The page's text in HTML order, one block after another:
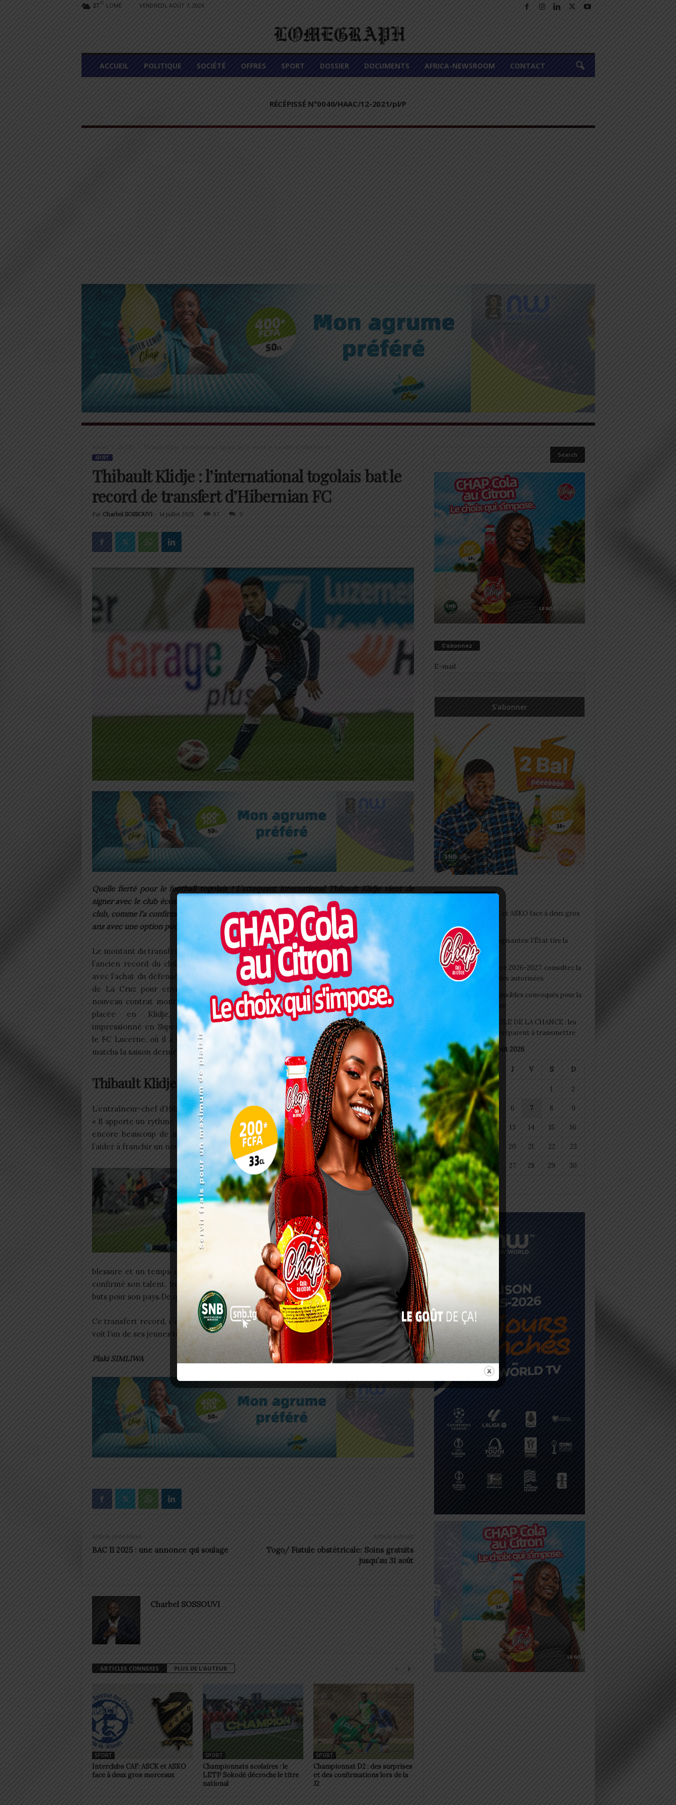
27 C LOMÉ VENDREDI, AOÛT 7, 2026
L
M
ACCUEIL POLITIQUE SOCIÉTÉ OFFRES SPORT DOSSIER DOCUMENTS AFRICA-NEWSROOM CONTACT
RÉCÉPISSÉ N°0040/HAAC/12-2021/pl/P
Accueil SPORT Thibault Klidje : l’international togolais bat le record de transfert d’Hibernian FC
SPORT
Thibault Klidje : l’international togolais bat le
record de transfert d’Hibernian FC
Par Charbel SOSSOUVI- 14 juillet 2025 97 0
Quelle fierté pour le football togolais ! L’attaquant international Thibault Klidje vient de
signer avec le club écossais d’Hibernian FC. Il bat du même coup le record de transfert du
club, comme l’a confirmé la BBC ce dimanche. À 24 ans seulement, Klidje s’engage pour trois
ans avec une option pour une année supplémentaire.
Le montant du transfert dépasse largement
l’ancien record du club, qui datait de 2007
avec l’achat du défenseur équatorien Ulises
de La Cruz pour environ 700 000 £. Ce
nouveau contrat montre bien laconfiance
placée en Klidje, qui a vraiment
impressionné en Super League suisse avec
le FC Lucerne, où il a inscrit 12 buts en 39
matchs la saison dernière.
Thibault Klidje, une fierté pour le Togo
L’entraîneur-chef d’Hibernian, David Gray, ne tarit pas d’éloges sur les qualités de Klidje :
« Il apporte un rythme et une ruse supplémentaires à notre ligne d’attaque. À 24 ans, il a
encore beaucoup de marge de progression et nous sommes vraiment impatients de
l’aider à franchir un nouveau palier, »a-t-il affirmé.
Lire aussi:Togo: « Les élections auront bel
et bien lieu le 17 juillet », dixit Hodabalo
Awate
Avant son arrivée en Écosse, Klidje a joué
en France, recruté par Bordeaux quand il
était encore adolescent. Malgré une
période assez difficile marquée par une
blessure et un temps de jeu limité, il a su rebondir en Suisse, où il a progressivement
confirmé son talent. International togolais, il compte déjà 18 sélections et a inscrit deux
buts pour son pays.De quoi faire rayonner le football togolais à l’étranger.
Ce transfert record, c’est vraiment une excellente nouvelle pour le football togolais, qui
voit l’un de ses jeunes talents s’imposer sur la scène européenne.
Plaki SIMLIWA
Article précédent
BAC II 2025 : une annonce qui soulage
Article suivant
Togo/ Fistule obstétricale: Soins gratuits
jusqu’au 31 août
Charbel SOSSOUVI
ARTICLES CONNEXES PLUS DE L'AUTEUR
SPORT
Interclubs CAF: ASCK et ASKO
face à deux gros morceaux
SPORT
Championnats scolaires : le
LETP Sokodé décroche le titre
national
SPORT
Championnat D2 : des surprises
et des confirmations lors de la
J2
S’abonnez
E-mail
Articles récents
Interclubs CAF: ASCK et ASKO face à deux gros
morceaux
Togo/ Boissons énergisantes: l’État tire la
sonnette d’alarme
Togo/ Rentrée scolaire 2026-2027: consultez la
liste officielle des écoles autorisées
ESSAL 2026 : les admissibles convoqués pour la
visite médicale à Lomé
SWEDD+ Togo / ECOLE DE LA CHANCE : les
maitres-artisans se préparent à transmettre
août 2026
L M M J V S D
1 2
3 4 5 6 7 8 9
10 11 12 13 14 15 16
17 18 20 21 22 23
24 25 26 27 28 29 30
31
« Juil